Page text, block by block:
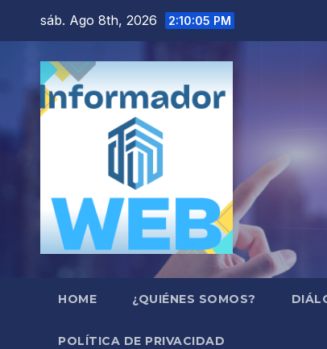
contenido
sáb. Ago 8th, 2026 2:10:06 PM
HOME ¿QUIÉNES SOMOS?
POLÍTICA DE PRIVACIDAD